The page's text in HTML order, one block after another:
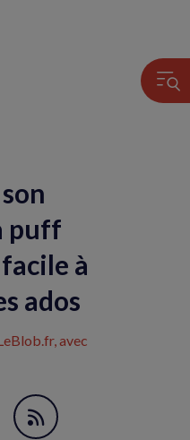
puff
à
ados
avec
Flux